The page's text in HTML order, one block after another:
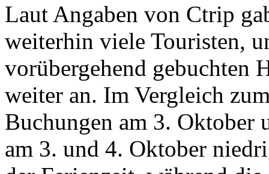
Laut Angaben von Ctrip
weiterhin viele Touristen,
vorübergehend gebuchten
weiter an. Im Vergleich
Buchungen am 3. Oktober
am 3. und 4. Oktober